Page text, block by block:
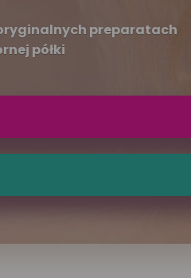
preparatach
półki